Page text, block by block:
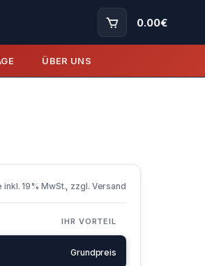
0.00€
ÜBER UNS
inkl. 19% MwSt., zzgl. Versand
IHR VORTEIL
Grundpreis